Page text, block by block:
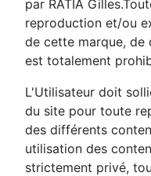
par RATIA
reproduction et/ou
de cette marque, de
est totalement
L'Utilisateur doit
du site pour toute
des différents
utilisation des
strictement privé,